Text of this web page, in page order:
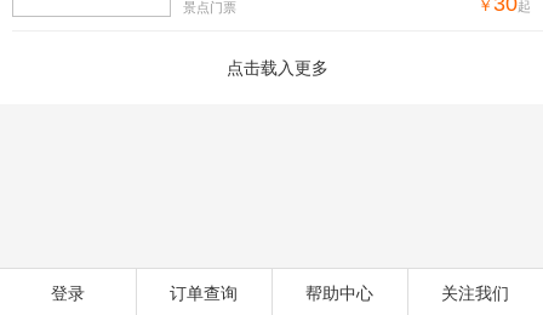
景点门票 ￥ 起
登录 订单查询 帮助中心 关注我们